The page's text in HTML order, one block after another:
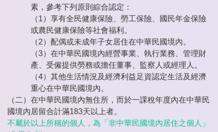
素，參考下列原則綜合認定：
（1）享有全民健康保險、勞工保險、國民年金保險
或農民健康保險等社會福利。
（2）配偶或未成年子女居住在中華民國境內。
（3）在中華民國境內經營事業、執行業務、管理財
產、受僱提供勞務或擔任董事、監察人或經理人。
（4）其他生活情況及經濟利益足資認定生活及經濟
重心在中華民國境內。
（二）在中華民國境內無住所，而於一課稅年度內在中華民
國境內居留合計滿183天以上者。
不屬於以上所稱的個人，為「非中華民國境內居住之個人」